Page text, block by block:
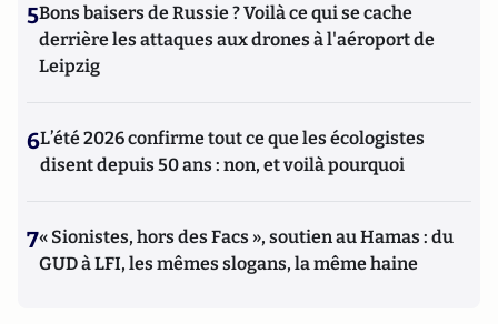
5Bons baisers de Russie ? Voilà ce qui se cache
derrière les attaques aux drones à l'aéroport de
Leipzig
6L’été 2026 confirme tout ce que les écologistes
disent depuis 50 ans : non, et voilà pourquoi
7« Sionistes, hors des Facs », soutien au Hamas : du
GUD à LFI, les mêmes slogans, la même haine